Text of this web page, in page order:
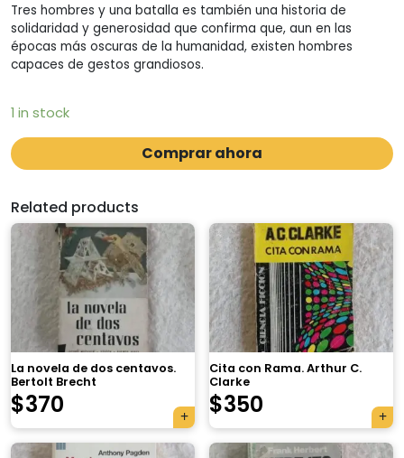
Tres hombres y una batalla es también una historia de
solidaridad y generosidad que confirma que, aun en las
épocas más oscuras de la humanidad, existen hombres
capaces de gestos grandiosos.
1 in stock
Comprar ahora
Related products
La novela de dos centavos.
Bertolt Brecht
$370
Cita con Rama. Arthur C.
Clarke
$350